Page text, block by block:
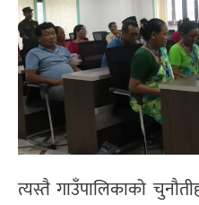
त्यस्तै गाउँपालिकाको